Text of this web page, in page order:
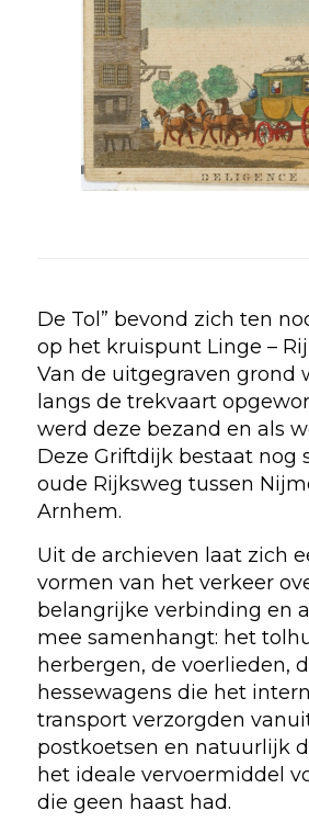
De Tol” bevond zich ten
op het kruispunt Linge –
Van de uitgegraven grond
langs de trekvaart
werd deze bezand en als
Deze Griftdijk bestaat nog
oude Rijksweg tussen
Arnhem.
Uit de archieven laat zich
vormen van het verkeer
belangrijke verbinding en
mee samenhangt: het
herbergen, de voerlieden,
hessewagens die het
transport verzorgden
postkoetsen en natuurlijk
het ideale vervoermiddel
die geen haast had.